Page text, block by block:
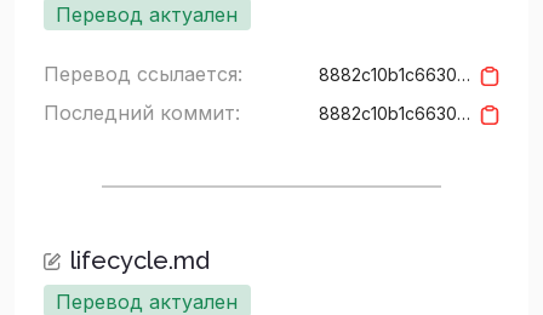
Перевод актуален
Перевод ссылается: 8882c10b1c6630833c5210dbb8d8c9908b743b1d
Последний коммит: 8882c10b1c6630833c5210dbb8d8c9908b743b1d
lifecycle.md
Перевод актуален